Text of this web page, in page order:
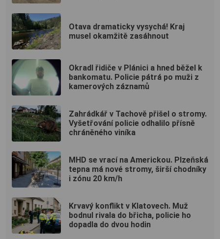
Otava dramaticky vysychá! Kraj
musel okamžitě zasáhnout
Okradl řidiče v Plánici a hned běžel k
bankomatu. Policie pátrá po muži z
kamerových záznamů
Zahrádkář v Tachově přišel o stromy.
Vyšetřování policie odhalilo přísně
chráněného viníka
MHD se vrací na Americkou. Plzeňská
tepna má nové stromy, širší chodníky
i zónu 20 km/h
Krvavý konflikt v Klatovech. Muž
bodnul rivala do břicha, policie ho
dopadla do dvou hodin